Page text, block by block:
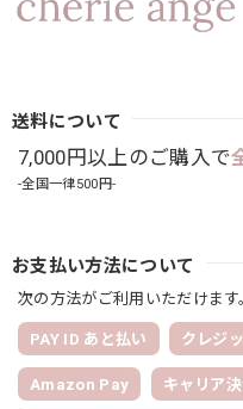
送料について
7,000円以上のご購入で
-全国一律500円-
お支払い方法について
次の方法がご利用いただけます
PAY ID あと払い クレジ
Amazon Pay キャリア